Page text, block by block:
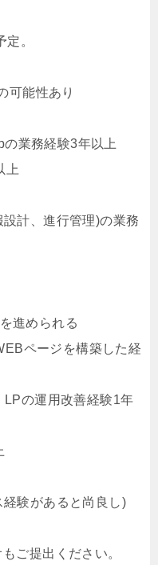
。
可能性あり
業務経験3年以上
上
設計、進行管理)の業務
進められる
ページを構築した経
LPの運用改善経験1年
経験があると尚良し)
ご提出ください。